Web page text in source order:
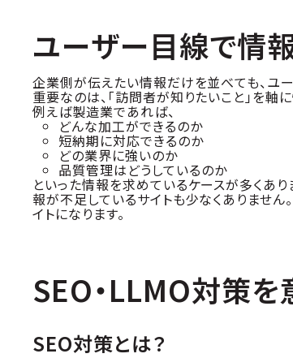
ユーザー目線で情
企業側が伝えたい情報だけを並べても、ユ
重要なのは、「訪問者が知りたいこと」を軸
例えば製造業であれば、
どんな加工ができるのか
短納期に対応できるのか
どの業界に強いのか
品質管理はどうしているのか
といった情報を求めているケースが多くあり
報が不足しているサイトも少なくありませ
イトになります。
SEO・LLMO対策
SEO対策とは？